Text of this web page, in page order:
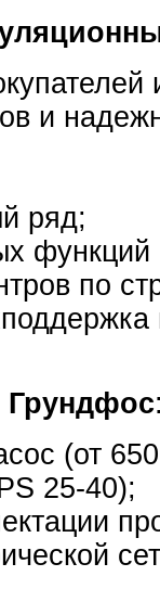
и
ряд;
функций
по
Грундфос
(от
25-40);